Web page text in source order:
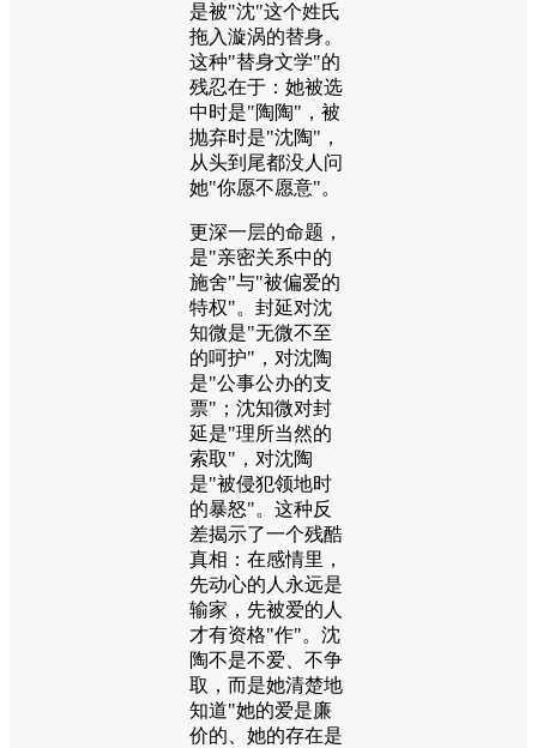
是被"沈"这个姓氏
拖入漩涡的替身。
这种"替身文学"的
残忍在于：她被选
中时是"陶陶"，被
抛弃时是"沈陶"，
从头到尾都没人问
她"你愿不愿意"。
更深一层的命题，
是"亲密关系中的
施舍"与"被偏爱的
特权"。封延对沈
知微是"无微不至
的呵护"，对沈陶
是"公事公办的支
票"；沈知微对封
延是"理所当然的
索取"，对沈陶
是"被侵犯领地时
的暴怒"。这种反
差揭示了一个残酷
真相：在感情里，
先动心的人永远是
输家，先被爱的人
才有资格"作"。沈
陶不是不爱、不争
取，而是她清楚地
知道"她的爱是廉
价的、她的存在是